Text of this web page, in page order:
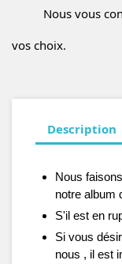
Nous vous
vos choix.
Description
Nous faisons
notre album
S'il est en
Si vous
nous , il est